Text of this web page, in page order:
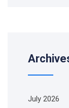
July 2026